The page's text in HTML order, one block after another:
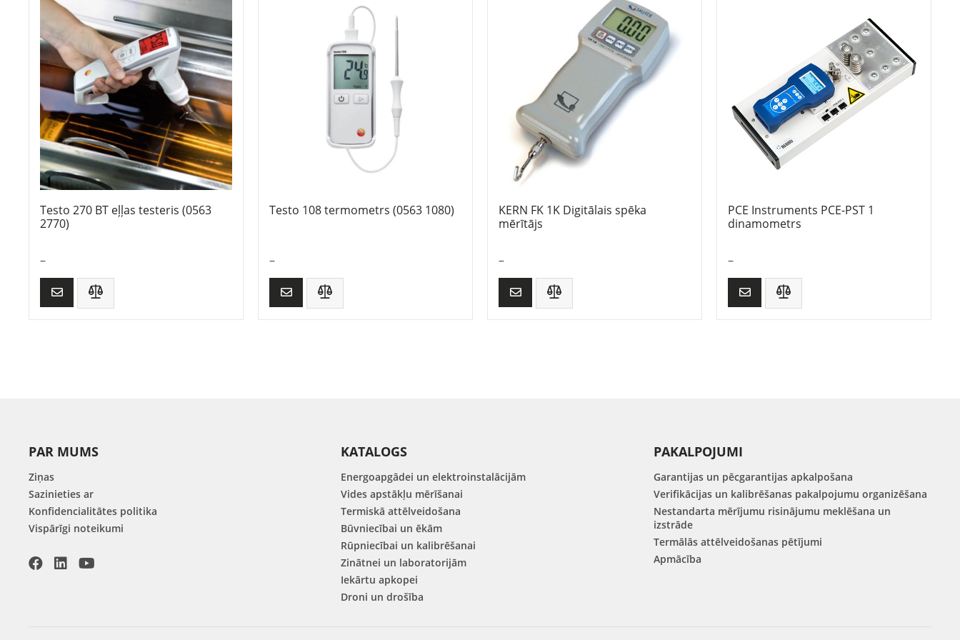
Testo 270 BT eļļas testeris (0563
2770)
–
Testo 108 termometrs (0563 1080)
–
KERN FK 1K Digitālais spēka
mērītājs
–
PCE Instruments PCE-PST 1
dinamometrs
–
PAR MUMS
Ziņas
Sazinieties ar
Konfidencialitātes politika
Vispārīgi noteikumi
KATALOGS
Energoapgādei un elektroinstalācijām
Vides apstākļu mērīšanai
Termiskā attēlveidošana
Būvniecībai un ēkām
Rūpniecībai un kalibrēšanai
Zinātnei un laboratorijām
Iekārtu apkopei
Droni un drošība
PAKALPOJUMI
Garantijas un pēcgarantijas apkalpošana
Verifikācijas un kalibrēšanas pakalpojumu organizēšana
Nestandarta mērījumu risinājumu meklēšana un
izstrāde
Termālās attēlveidošanas pētījumi
Apmācība